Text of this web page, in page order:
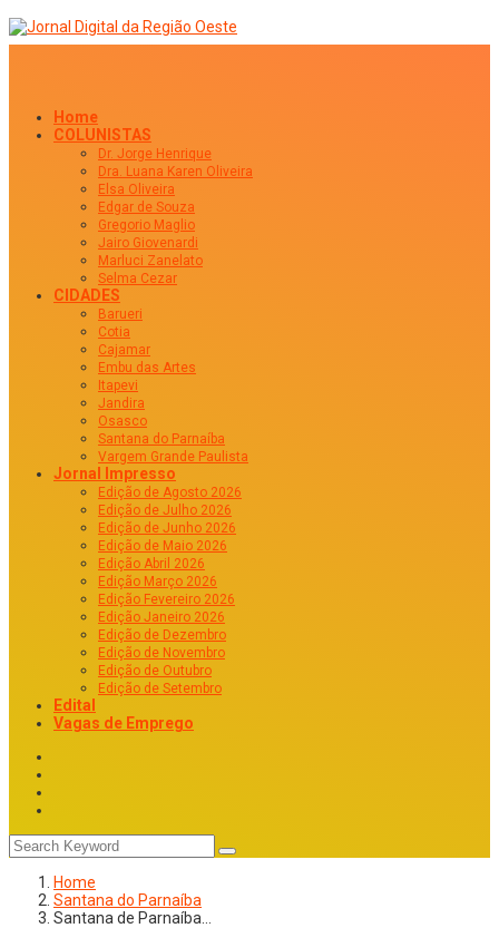
Home
COLUNISTAS
Dr. Jorge Henrique
Dra. Luana Karen Oliveira
Elsa Oliveira
Edgar de Souza
Gregorio Maglio
Jairo Giovenardi
Marluci Zanelato
Selma Cezar
CIDADES
Barueri
Cotia
Cajamar
Embu das Artes
Itapevi
Jandira
Osasco
Santana do Parnaíba
Vargem Grande Paulista
Jornal Impresso
Edição de Agosto 2026
Edição de Julho 2026
Edição de Junho 2026
Edição de Maio 2026
Edição Abril 2026
Edição Março 2026
Edição Fevereiro 2026
Edição Janeiro 2026
Edição de Dezembro
Edição de Novembro
Edição de Outubro
Edição de Setembro
Edital
Vagas de Emprego
Home
Santana do Parnaíba
Santana de Parnaíba…